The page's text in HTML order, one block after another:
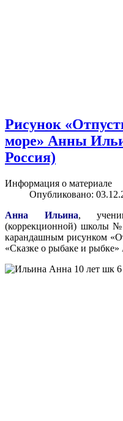
Рисунок
море» Анны
Россия)
Информация о материале
Опубликовано:
Анна Ильина,
(коррекционной) школы №
карандашным рисунком
«Сказке о рыбаке и